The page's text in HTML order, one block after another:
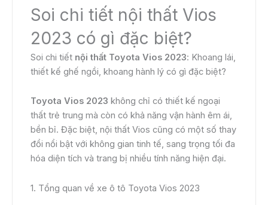
Soi chi tiết nội thất Vios
2023 có gì đặc biệt?
Soi chi tiết nội thất Toyota Vios 2023: Khoang lái,
thiết kế ghế ngồi, khoang hành lý có gì đặc biệt?
Toyota Vios 2023 không chỉ có thiết kế ngoại
thất trẻ trung mà còn có khả năng vận hành êm ái,
bền bỉ. Đặc biệt, nội thất Vios cũng có một số thay
đổi nổi bật với không gian tinh tế, sang trọng tối đa
hóa diện tích và trang bị nhiều tính năng hiện đại.
1. Tổng quan về xe ô tô Toyota Vios 2023